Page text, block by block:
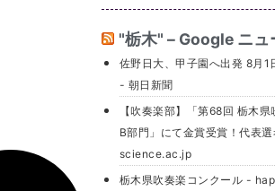
"栃木" – Google ニュ
佐野日大、甲子園へ出発 8月1
- 朝日新聞
【吹奏楽部】「第68回 栃木
B部門」にて金賞受賞！代表
science.ac.jp
栃木県吹奏楽コンクール -